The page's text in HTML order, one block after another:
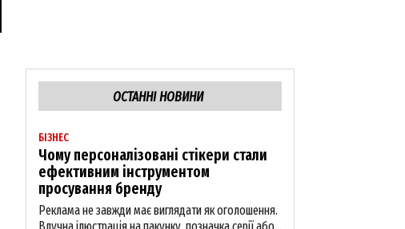
ОСТАННІ НОВИНИ
БІЗНЕС
Чому персоналізовані стікери стали
ефективним інструментом
просування бренду
Реклама не завжди має виглядати як оголошення.